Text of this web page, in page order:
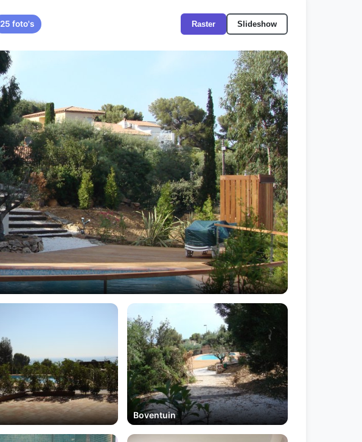
25 foto's Raster Slideshow
Boventuin